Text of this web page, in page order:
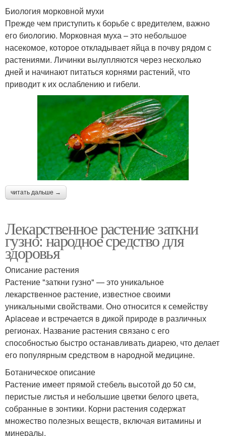
Биология морковной мухи
Прежде чем приступить к борьбе с вредителем, важно
его биологию. Морковная муха – это небольшое
насекомое, которое откладывает яйца в почву рядом с
растениями. Личинки вылупляются через несколько
дней и начинают питаться корнями растений, что
приводит к их ослаблению и гибели.
читать дальше →
Лекарственное растение заткни
гузно: народное средство для
здоровья
Описание растения
Растение "заткни гузно" — это уникальное
лекарственное растение, известное своими
уникальными свойствами. Оно относится к семейству
Apiaceae и встречается в дикой природе в различных
регионах. Название растения связано с его
способностью быстро останавливать диарею, что делает
его популярным средством в народной медицине.
Ботаническое описание
Растение имеет прямой стебель высотой до 50 см,
перистые листья и небольшие цветки белого цвета,
собранные в зонтики. Корни растения содержат
множество полезных веществ, включая витамины и
минералы.